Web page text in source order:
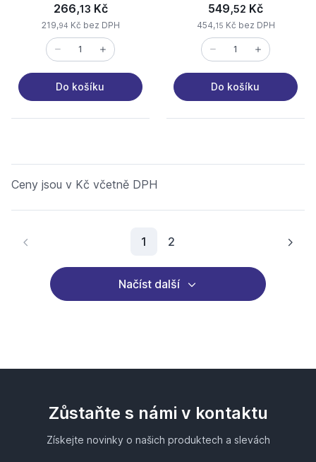
266,13 Kč
219,94 Kč bez DPH
Do košíku
549,52 Kč
454,15 Kč bez DPH
Do košíku
Ceny jsou v Kč včetně DPH
1 Aktuální stránka
2
Načíst další
Zůstaňte s námi v kontaktu
Získejte novinky o našich produktech a slevách